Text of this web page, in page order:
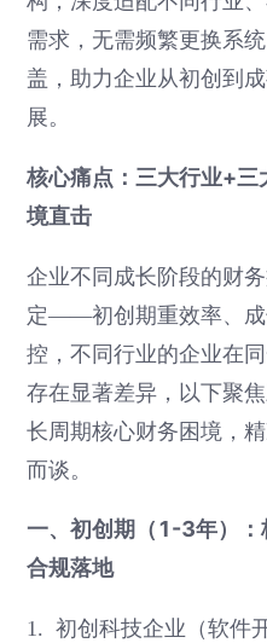
需求，无需频繁更换系
盖，助力企业从初创到
展。
核心痛点：三大行业+三
境直击
企业不同成长阶段的财
定——初创期重效率、成
控，不同行业的企业在
存在显著差异，以下聚
长周期核心财务困境，
而谈。
一、初创期（1-3年）
合规落地
1. 初创科技企业（软件